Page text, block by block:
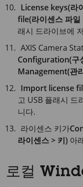
License keys(라
file(라이센스 파일
래시 드라이브에
AXIS Camera
Configuration(구
Management(관
Import license
고 USB 플래시 드
니다.
라이센스 키가
라이센스 > 키) 아
로컬